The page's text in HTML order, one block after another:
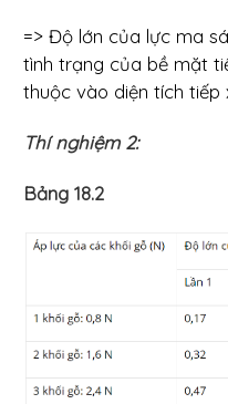
=> Độ lớn của lực ma
tình trạng của bề mặt
thuộc vào diện tích tiếp
Thí nghiệm 2:
Bảng 18.2